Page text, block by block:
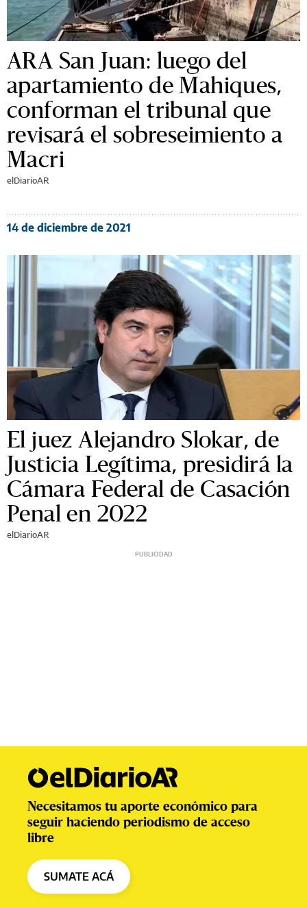
ARA San Juan: luego del
apartamiento de Mahiques,
conforman el tribunal que
revisará el sobreseimiento a
Macri
elDiarioAR
14 de diciembre de 2021
El juez Alejandro Slokar, de
Justicia Legítima, presidirá la
Cámara Federal de Casación
Penal en 2022
elDiarioAR
Necesitamos tu aporte económico para
seguir haciendo periodismo de acceso
libre
SUMATE ACÁ